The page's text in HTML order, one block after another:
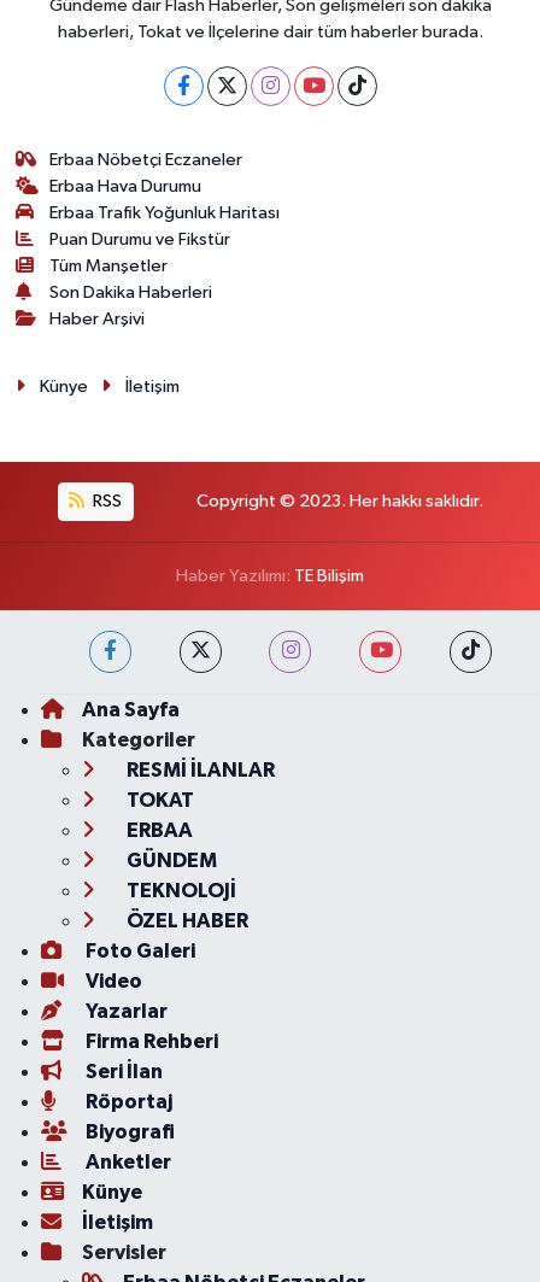
Gündeme dair Flash Haberler, Son gelişmeleri son dakika
haberleri, Tokat ve İlçelerine dair tüm haberler burada.
Erbaa Nöbetçi Eczaneler
Erbaa Hava Durumu
Erbaa Trafik Yoğunluk Haritası
Puan Durumu ve Fikstür
Tüm Manşetler
Son Dakika Haberleri
Haber Arşivi
Künye İletişim
RSS Copyright © 2023. Her hakkı saklıdır.
Haber Yazılımı: TE Bilişim
Ana Sayfa
Kategoriler
RESMİ İLANLAR
TOKAT
ERBAA
GÜNDEM
TEKNOLOJİ
ÖZEL HABER
Foto Galeri
Video
Yazarlar
Firma Rehberi
Seri İlan
Röportaj
Biyografi
Anketler
Künye
İletişim
Servisler